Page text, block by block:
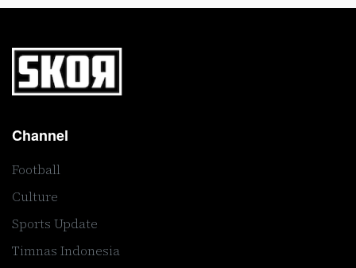
Channel
Football
Culture
Sports Update
Timnas Indonesia